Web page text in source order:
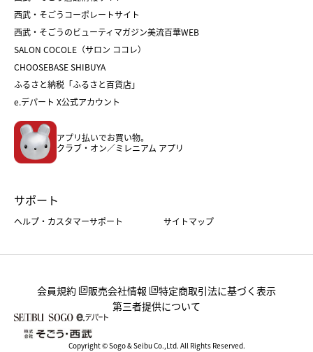
クリスマスケーキ
ホワイトデー
人気のギフト
バレンタイン
ホワイトデー
おせち
フード
ホーム・キッチン＆アート
西武・そごうコーポレートサイト
西武・そごうのビューティマガジン美流百華WEB
SALON COCOLE（サロン ココレ）
CHOOSEBASE SHIBUYA
ふるさと納税「ふるさと百貨店」
e.デパート X公式アカウント
アプリ払いでお買い物。
クラブ・オン／ミレニアム アプリ
サポート
ヘルプ・カスタマーサポート サイトマップ
会員規約 販売会社情報
特定商取引法に基づく表示
第三者提供について
Copyright © Sogo & Seibu Co.,Ltd. All Rights Reserved.